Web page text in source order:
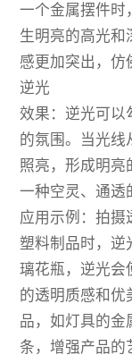
一个金属摆件时
生明亮的高光和
感更加突出，仿
逆光
效果：逆光可以
的氛围。当光线
照亮，形成明亮
一种空灵、通透
应用示例：拍摄
塑料制品时，逆
璃花瓶，逆光会
的透明质感和优
品，如灯具的金
条，增强产品的